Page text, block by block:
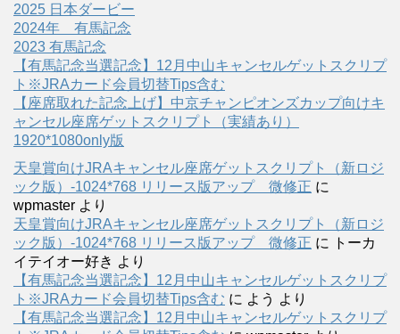
2025 日本ダービー
2024年 有馬記念
2023 有馬記念
【有馬記念当選記念】12月中山キャンセルゲットスクリプ
ト※JRAカード会員切替Tips含む
【座席取れた記念上げ】中京チャンピオンズカップ向けキ
ャンセル座席ゲットスクリプト（実績あり）
1920*1080only版
天皇賞向けJRAキャンセル座席ゲットスクリプト（新ロジ
ック版）-1024*768 リリース版アップ 微修正 に
wpmaster より
天皇賞向けJRAキャンセル座席ゲットスクリプト（新ロジ
ック版）-1024*768 リリース版アップ 微修正 に
トーカ
イテイオー好き より
【有馬記念当選記念】12月中山キャンセルゲットスクリプ
ト※JRAカード会員切替Tips含む に よう より
【有馬記念当選記念】12月中山キャンセルゲットスクリプ